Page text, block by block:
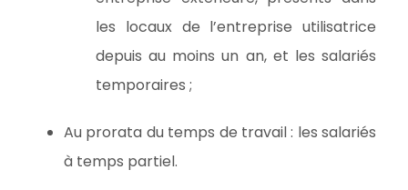
les locaux de l’entreprise utilisatrice
depuis au moins un an, et les salariés
temporaires ;
Au prorata du temps de travail : les salariés
à temps partiel.